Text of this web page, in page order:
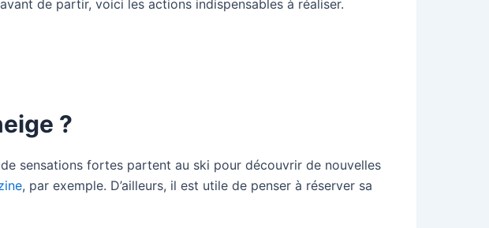
de partir, voici les actions indispensables à réaliser.
?
sensations fortes partent au ski pour découvrir de nouvelles
, par exemple. D’ailleurs, il est utile de penser à réserver sa